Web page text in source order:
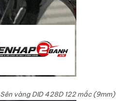
Sên vàng DID 428D 122 mắc (9mm)